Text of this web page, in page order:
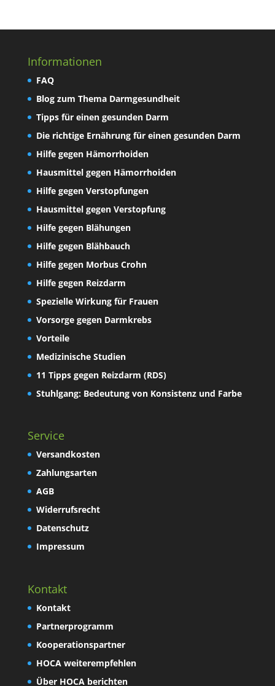
Informationen
FAQ
Blog zum Thema Darmgesundheit
Tipps für einen gesunden Darm
Die richtige Ernährung für einen gesunden Darm
Hilfe gegen Hämorrhoiden
Hausmittel gegen Hämorrhoiden
Hilfe gegen Verstopfungen
Hausmittel gegen Verstopfung
Hilfe gegen Blähungen
Hilfe gegen Blähbauch
Hilfe gegen Morbus Crohn
Hilfe gegen Reizdarm
Spezielle Wirkung für Frauen
Vorsorge gegen Darmkrebs
Vorteile
Medizinische Studien
11 Tipps gegen Reizdarm (RDS)
Stuhlgang: Bedeutung von Konsistenz und Farbe
Service
Versandkosten
Zahlungsarten
AGB
Widerrufsrecht
Datenschutz
Impressum
Kontakt
Kontakt
Partnerprogramm
Kooperationspartner
HOCA weiterempfehlen
Über HOCA berichten